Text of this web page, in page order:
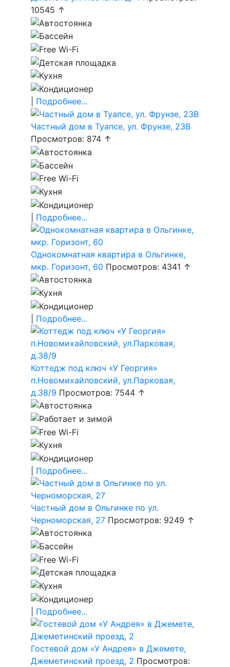
10545 ↑
Подробнее...
Частный дом в Туапсе, ул. Фрунзе, 23В
Просмотров: 874 ↑
Подробнее...
Однокомнатная квартира в Ольгинке,
мкр. Горизонт, 60 Просмотров: 4341 ↑
Подробнее...
Коттедж под ключ «У Георгия»
п.Новомихайловский, ул.Парковая,
д.38/9 Просмотров: 7544 ↑
Подробнее...
Частный дом в Ольгинке по ул.
Черноморская, 27 Просмотров: 9249 ↑
Подробнее...
Гостевой дом «У Андрея» в Джемете,
Джеметинский проезд, 2 Просмотров: